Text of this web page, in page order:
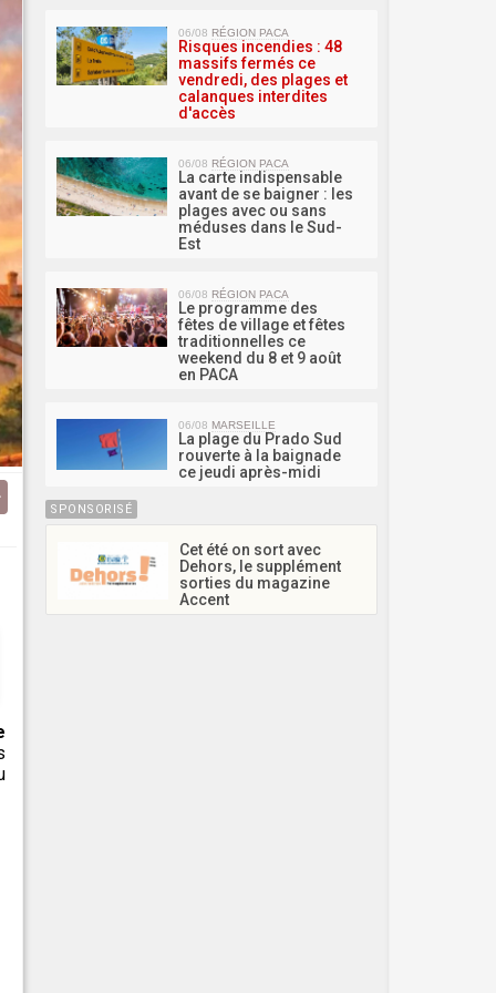
06/08 RÉGION PACA
Risques incendies : 48
massifs fermés ce
vendredi, des plages et
calanques interdites
d'accès
06/08 RÉGION PACA
La carte indispensable
avant de se baigner : les
plages avec ou sans
méduses dans le Sud-
Est
06/08 RÉGION PACA
Le programme des
fêtes de village et fêtes
traditionnelles ce
weekend du 8 et 9 août
en PACA
06/08 MARSEILLE
La plage du Prado Sud
rouverte à la baignade
ce jeudi après-midi
SPONSORISÉ
Cet été on sort avec
Dehors, le supplément
sorties du magazine
Accent